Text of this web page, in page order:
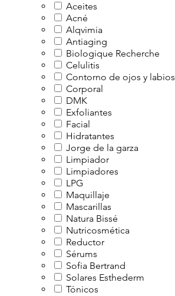
Aceites
Acné
Alqvimia
Antiaging
Biologique Recherche
Celulitis
Contorno de ojos y labios
Corporal
DMK
Exfoliantes
Facial
Hidratantes
Jorge de la garza
Limpiador
Limpiadores
LPG
Maquillaje
Mascarillas
Natura Bissé
Nutricosmética
Reductor
Sérums
Sofia Bertrand
Solares Esthederm
Tónicos